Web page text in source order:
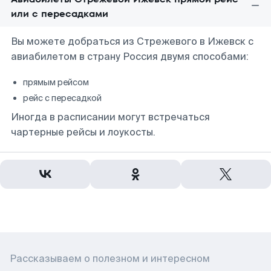
или с пересадками
Вы можете добраться из Стрежевого в Ижевск с
авиабилетом в страну Россия двумя способами:
прямым рейсом
рейс с пересадкой
Иногда в расписании могут встречаться
чартерные рейсы и лоукосты.
Рассказываем о полезном и интересном